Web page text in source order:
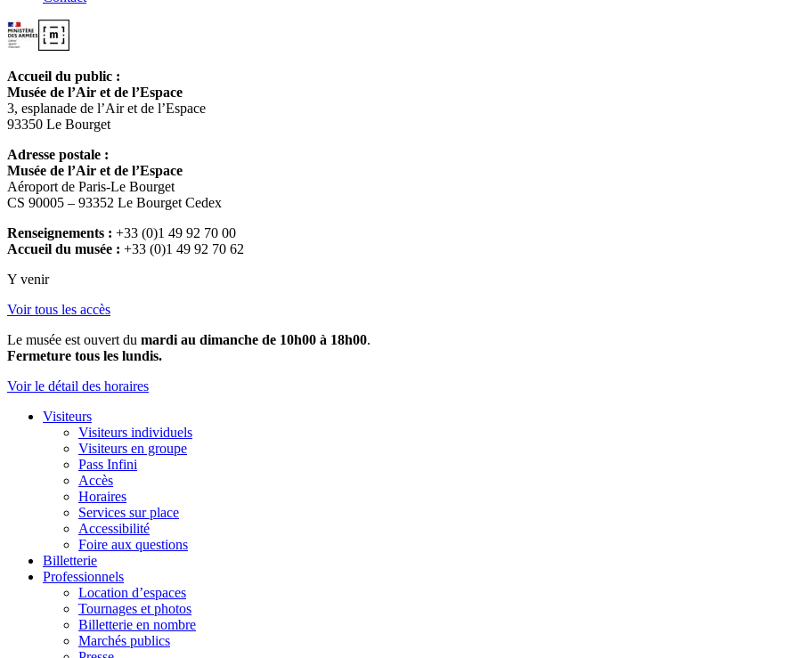
Accueil du public :
Musée de l’Air et de l’Espace
3, esplanade de l’Air et de l’Espace
93350 Le Bourget
Adresse postale :
Musée de l’Air et de l’Espace
Aéroport de Paris-Le Bourget
CS 90005 – 93352 Le Bourget Cedex
Renseignements : +33 (0)1 49 92 70 00
Accueil du musée : +33 (0)1 49 92 70 62
Y venir
Voir tous les accès
Le musée est ouvert du mardi au dimanche de 10h00 à 18h00.
Fermeture tous les lundis.
Voir le détail des horaires
Visiteurs
Visiteurs individuels
Visiteurs en groupe
Pass Infini
Accès
Horaires
Services sur place
Accessibilité
Foire aux questions
Billetterie
Professionnels
Location d’espaces
Tournages et photos
Billetterie en nombre
Marchés publics